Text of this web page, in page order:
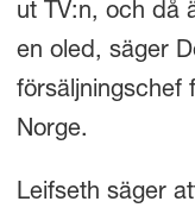
ut TV:n, och då
en oled, säger
försäljningschef
Norge.
Leifseth säger